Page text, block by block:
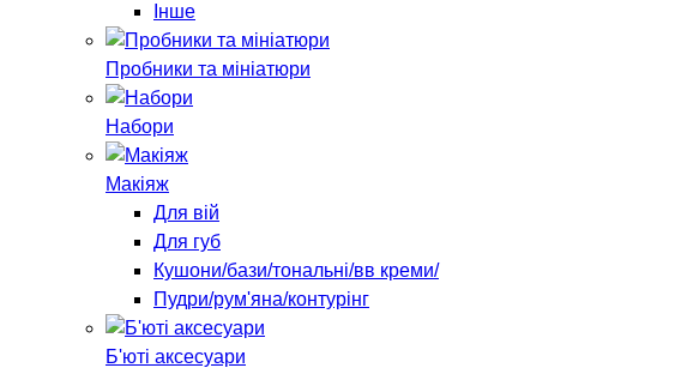
Інше
Пробники та мініатюри
Набори
Макіяж
Для вій
Для губ
Кушони/бази/тональні/вв креми/
Пудри/рум'яна/контурінг
Б'юті аксесуари